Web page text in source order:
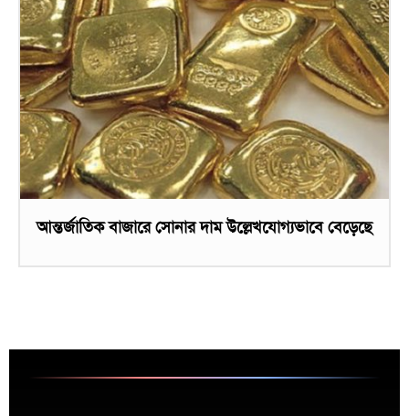
আন্তর্জাতিক বাজারে সোনার দাম উল্লেখযোগ্যভাবে বেড়েছে